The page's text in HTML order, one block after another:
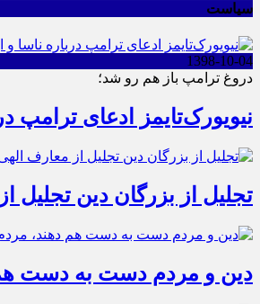
سیاست
1398-10-04
دروغ ترامپ باز هم رو شد؛
نیویورک‌تایمز ادعای ترامپ
تجلیل از بزرگان دین
دین و مردم دست به‌ دست